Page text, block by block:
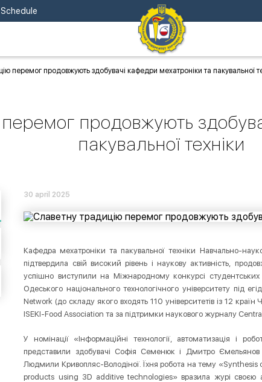
Schedule
перемог продовжують здобувачі кафедри мехатроніки та пакувальної
продовжують
пакувальної техніки
30 april 2025
Кафедра мехатроніки та пакувальної техніки Навчально-
підтвердила свій високий рівень і наукову активність,
успішно виступили на Міжнародному конкурсі
Одеського національного технологічного університету під
Network (до складу якого входять 110 університетів із 12
ISEKI-Food Association та за підтримки наукового журналу
У номінації «Інформаційні технології, автоматизація і
представили здобувачі Софія Семенюк і Дмитро
Людмили Кривопляс-Володіної. Їхня робота на тему
products using 3D additive technologies» вразила журі своєю